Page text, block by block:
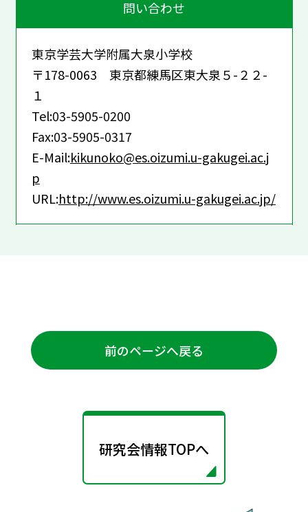
問い合わせ
東京学芸大学附属大泉小学校
〒178-0063 東京都練馬区東大泉５-２２-
１
Tel:03-5905-0200
Fax:03-5905-0317
E-Mail:kikunoko@es.oizumi.u-gakugei.ac.j
p
URL:http://www.es.oizumi.u-gakugei.ac.jp/
前のページへ戻る
研究会情報TOPへ